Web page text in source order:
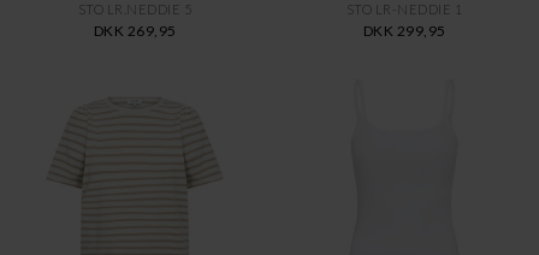
STO LR.NEDDIE 5
DKK 269,95
STO LR-NEDDIE 1
DKK 299,95